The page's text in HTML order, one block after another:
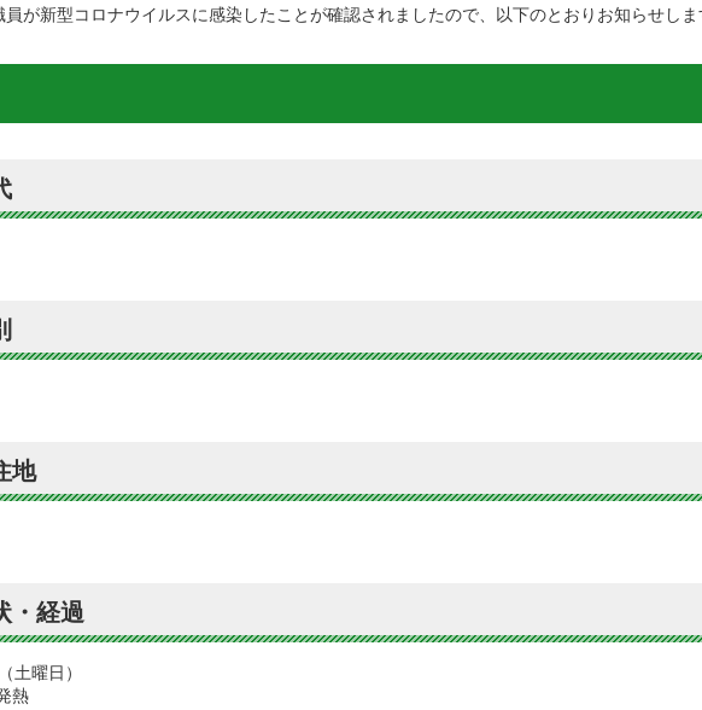
が新型コロナウイルスに感染したことが確認されましたので、以下のとおりお知らせしま
地
・経過
土曜日）
熱